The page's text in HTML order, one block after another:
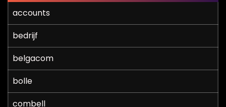
accounts
bedrijf
belgacom
bolle
combell